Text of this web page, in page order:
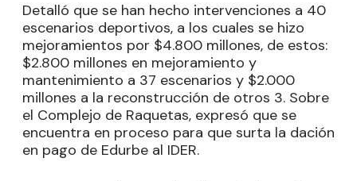
Detalló que se han hecho intervenciones a 40
escenarios deportivos, a los cuales se hizo
mejoramientos por $4.800 millones, de estos:
$2.800 millones en mejoramiento y
mantenimiento a 37 escenarios y $2.000
millones a la reconstrucción de otros 3. Sobre
el Complejo de Raquetas, expresó que se
encuentra en proceso para que surta la dación
en pago de Edurbe al IDER.